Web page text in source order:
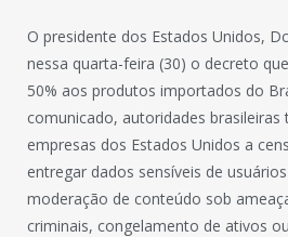
O presidente dos Estados Unidos,
nessa quarta-feira (30) o decreto
50% aos produtos importados do
comunicado, autoridades brasileiras
empresas dos Estados Unidos a
entregar dados sensíveis de
moderação de conteúdo sob
criminais, congelamento de ativos